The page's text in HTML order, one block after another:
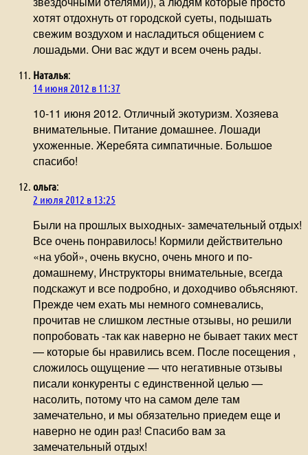
хотят отдохнуть от городской суеты, подышать
свежим воздухом и насладиться общением с
лошадьми. Они вас ждут и всем очень рады.
Наталья:
14 июня 2012 в 11:37
10-11 июня 2012. Отличный экотуризм. Хозяева
внимательные. Питание домашнее. Лошади
ухоженные. Жеребята симпатичные. Большое
спасибо!
ольга:
2 июля 2012 в 13:25
Были на прошлых выходных- замечательный отдых!
Все очень понравилось! Кормили действительно
«на убой», очень вкусно, очень много и по-
домашнему, Инструкторы внимательные, всегда
подскажут и все подробно, и доходчиво объясняют.
Прежде чем ехать мы немного сомневались,
прочитав не слишком лестные отзывы, но решили
попробовать -так как наверно не бывает таких мест
— которые бы нравились всем. После посещения ,
сложилось ощущение — что негативные отзывы
писали конкуренты с единственной целью —
насолить, потому что на самом деле там
замечательно, и мы обязательно приедем еще и
наверно не один раз! Спасибо вам за
замечательный отдых!